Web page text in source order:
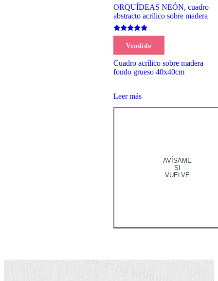
Vendido
ORQUÍDEAS NEÓN, cuadro
abstracto acrílico sobre madera
Valorado
de 5
(1)
135,00€
Cuadro acrílico sobre madera
fondo grueso 40x40cm
Leer más
AVÍSAME
SI
VUELVE